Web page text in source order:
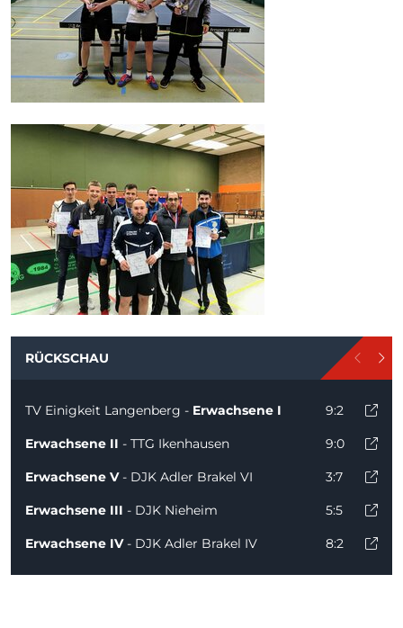
RÜCKSCHAU
TV Einigkeit Langenberg - Erwachsene I 9:2
Erwachsene II - TTG Ikenhausen 9:0
Erwachsene V- DJK Adler Brakel VI 3:7
Erwachsene III - DJK Nieheim 5:5
Erwachsene IV- DJK Adler Brakel IV 8:2